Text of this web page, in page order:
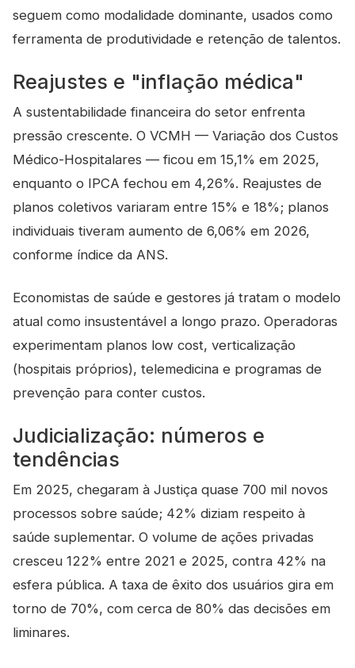
seguem como modalidade dominante, usados como
ferramenta de produtividade e retenção de talentos.
Reajustes e "inflação médica"
A sustentabilidade financeira do setor enfrenta
pressão crescente. O VCMH — Variação dos Custos
Médico-Hospitalares — ficou em 15,1% em 2025,
enquanto o IPCA fechou em 4,26%. Reajustes de
planos coletivos variaram entre 15% e 18%; planos
individuais tiveram aumento de 6,06% em 2026,
conforme índice da ANS.
Economistas de saúde e gestores já tratam o modelo
atual como insustentável a longo prazo. Operadoras
experimentam planos low cost, verticalização
(hospitais próprios), telemedicina e programas de
prevenção para conter custos.
Judicialização: números e
tendências
Em 2025, chegaram à Justiça quase 700 mil novos
processos sobre saúde; 42% diziam respeito à
saúde suplementar. O volume de ações privadas
cresceu 122% entre 2021 e 2025, contra 42% na
esfera pública. A taxa de êxito dos usuários gira em
torno de 70%, com cerca de 80% das decisões em
liminares.